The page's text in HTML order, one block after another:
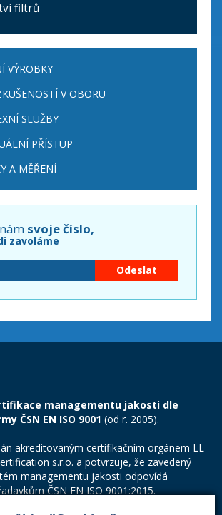
filtrů
VÝROBKY
V OBORU
SLUŽBY
PŘÍSTUP
A MĚŘENÍ
svoje číslo,
zavoláme
managementu jakosti dle
ČSN EN ISO 9001 (od r. 2005).
akreditovaným certifikačním orgánem LL-
s.r.o. a potvrzuje, že zavedený
managementu jakosti odpovídá
ČSN EN ISO 9001:2015.